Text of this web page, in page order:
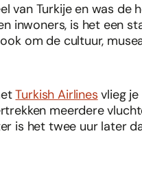
van Turkije en was de
inwoners, is het een
om de cultuur,
Turkish Airlines vlieg
meerdere
is het twee uur later